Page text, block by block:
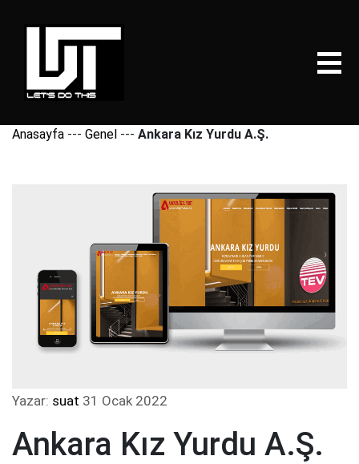
Anasayfa --- Genel --- Ankara Kız Yurdu A.Ş.
Yazar: suat 31 Ocak 2022
Ankara Kız Yurdu A.Ş.